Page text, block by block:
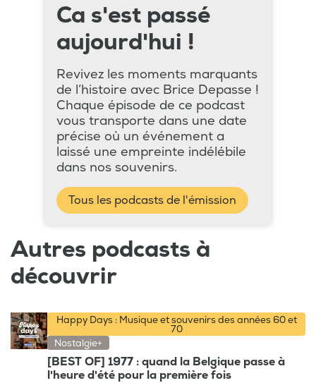
Ca s'est passé
aujourd'hui !
Revivez les moments marquants
de l’histoire avec Brice Depasse !
Chaque épisode de ce podcast
vous transporte dans une date
précise où un événement a
laissé une empreinte indélébile
dans nos souvenirs.
Tous les podcasts de l'émission
Autres podcasts à
découvrir
Happy Days : Musique et souvenirs des années 60 et
70
Nostalgie+
[BEST OF] 1977 : quand la Belgique passe à
l'heure d'été pour la première fois